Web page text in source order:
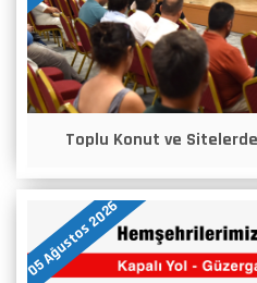
Toplu Konut ve
05 Ağustos 2026